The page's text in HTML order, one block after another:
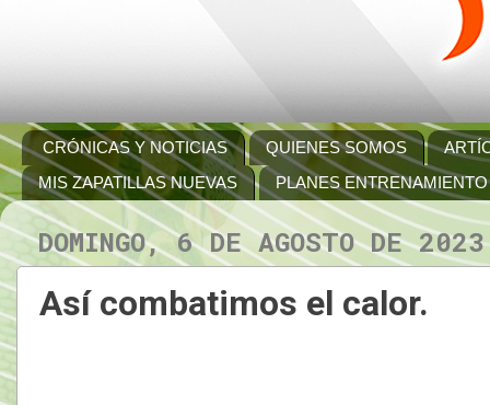
CRÓNICAS Y NOTICIAS QUIENES SOMOS
MIS ZAPATILLAS NUEVAS
PLANES ENTRENAMIENTO
DOMINGO, 6 DE AGOSTO DE 2023
Así combatimos el calor.